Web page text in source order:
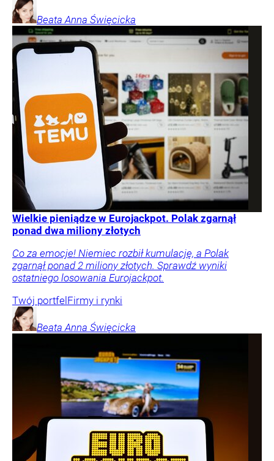
Beata Anna Święcicka
Wielkie pieniądze w Eurojackpot. Polak zgarnął
ponad dwa miliony złotych
Co za emocje! Niemiec rozbił kumulację, a Polak
zgarnął ponad 2 miliony złotych. Sprawdź wyniki
ostatniego losowania Eurojackpot.
Twój portfel Firmy i rynki
Beata Anna Święcicka